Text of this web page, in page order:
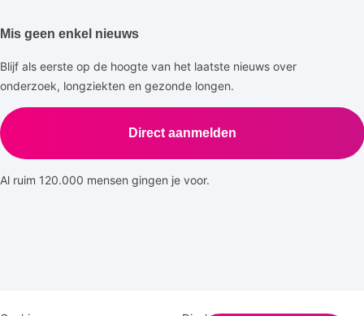
Mis geen enkel nieuws
Blijf als eerste op de hoogte van het laatste nieuws over
onderzoek, longziekten en gezonde longen.
Direct aanmelden
Al ruim 120.000 mensen gingen je voor.